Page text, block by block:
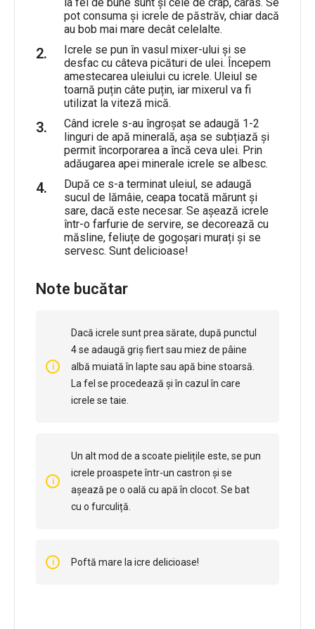
la fel de bune sunt și cele de crap, caras. Se
pot consuma și icrele de păstrăv, chiar dacă
au bob mai mare decât celelalte.
Icrele se pun în vasul mixer-ului și se
desfac cu câteva picături de ulei. Începem
amestecarea uleiului cu icrele. Uleiul se
toarnă puțin câte puțin, iar mixerul va fi
utilizat la viteză mică.
Când icrele s-au îngroșat se adaugă 1-2
linguri de apă minerală, așa se subțiază și
permit încorporarea a încă ceva ulei. Prin
adăugarea apei minerale icrele se albesc.
După ce s-a terminat uleiul, se adaugă
sucul de lămâie, ceapa tocată mărunt și
sare, dacă este necesar. Se așează icrele
într-o farfurie de servire, se decorează cu
măsline, feliuțe de gogoșari murați și se
servesc. Sunt delicioase!
Note bucătar
Dacă icrele sunt prea sărate, după punctul
4 se adaugă griș fiert sau miez de pâine
albă muiată în lapte sau apă bine stoarsă.
La fel se procedează și în cazul în care
icrele se taie.
Un alt mod de a scoate pielițile este, se pun
icrele proaspete într-un castron și se
așează pe o oală cu apă în clocot. Se bat
cu o furculiță.
Poftă mare la icre delicioase!